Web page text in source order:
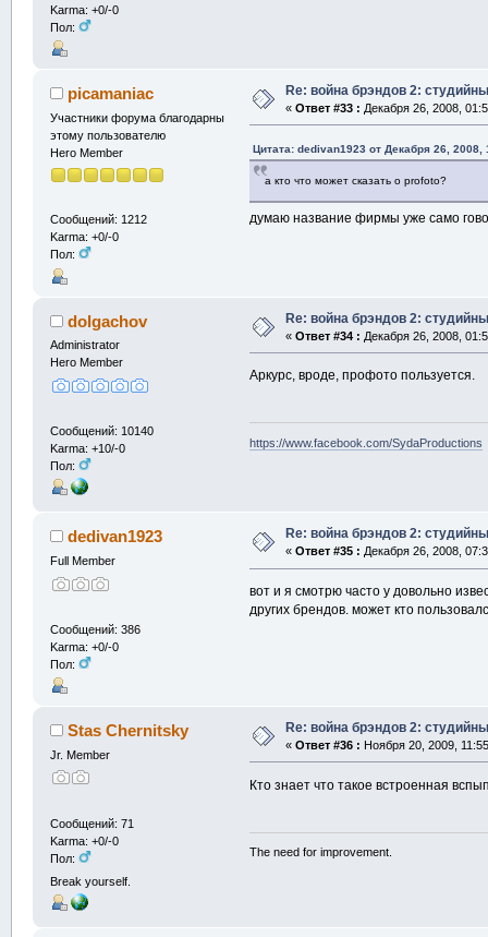
Karma: +0/-0
Пол:
picamaniac
Участники форума благодарны
этому пользователю
Hero Member
Сообщений: 1212
Karma: +0/-0
Пол:
Re: война брэндов 2:
« Ответ #33 : Декабря 26, 2008,
Цитата: dedivan1923 от Декабря 26, 2008,
а кто что может сказать о profoto?
думаю название фирмы уже само
dolgachov
Administrator
Hero Member
Сообщений: 10140
Karma: +10/-0
Пол:
Re: война брэндов 2:
« Ответ #34 : Декабря 26, 2008,
Аркурс, вроде, профото пользуется.
https://www.facebook.com/SydaProductions
dedivan1923
Full Member
Сообщений: 386
Karma: +0/-0
Пол:
Re: война брэндов 2:
« Ответ #35 : Декабря 26, 2008,
вот и я смотрю часто у довольно
других брендов. может кто
Stas Chernitsky
Jr. Member
Сообщений: 71
Karma: +0/-0
Пол:
Break yourself.
Re: война брэндов 2:
« Ответ #36 : Ноября 20, 2009,
Кто знает что такое встроенная
The need for improvement.